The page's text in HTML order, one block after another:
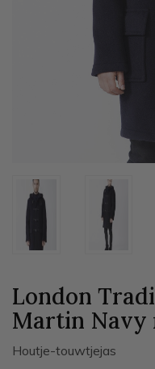
London
Martin Navy
Houtje-touwtjejas